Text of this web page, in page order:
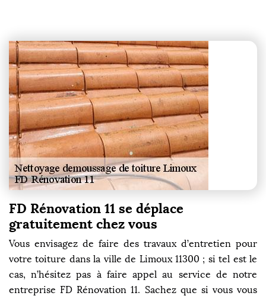
FD Rénovation 11 se déplace
gratuitement chez vous
Vous envisagez de faire des travaux d’entretien pour
votre toiture dans la ville de Limoux 11300 ; si tel est le
cas, n’hésitez pas à faire appel au service de notre
entreprise FD Rénovation 11. Sachez que si vous vous